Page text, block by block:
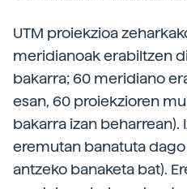
UTM proiekzioa
meridianoak erabiltzen
bakarra; 60 meridiano
esan, 60 proiekzioren
bakarra izan beharrean).
eremutan banatuta
antzeko banaketa bat).